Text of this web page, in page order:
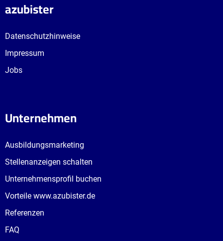
azubister
Datenschutzhinweise
Impressum
Jobs
Unternehmen
Ausbildungsmarketing
Stellenanzeigen schalten
Unternehmensprofil buchen
Vorteile www.azubister.de
Referenzen
FAQ